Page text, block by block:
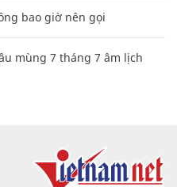
bao giờ nên gọi
mùng 7 tháng 7 âm lịch